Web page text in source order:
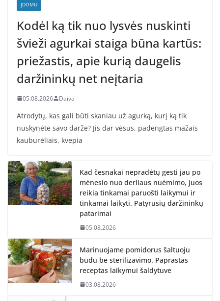
ĮDOMU
Kodėl ką tik nuo lysvės nuskinti
švieži agurkai staiga būna kartūs:
priežastis, apie kurią daugelis
daržininkų net neįtaria
05.08.2026 Daiva
Atrodytų, kas gali būti skaniau už agurką, kurį ką tik
nuskynėte savo darže? Jis dar vėsus, padengtas mažais
kauburėliais, kvepia
Kad česnakai nepradėtų gesti jau po
mėnesio nuo derliaus nuėmimo, juos
reikia tinkamai paruošti laikymui ir
tinkamai laikyti. Patyrusių daržininkų
patarimai
05.08.2026
Marinuojame pomidorus šaltuoju
būdu be sterilizavimo. Paprastas
receptas laikymui šaldytuve
03.08.2026